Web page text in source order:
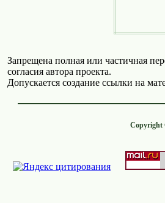
Запрещена полная или частичная
согласия автора проекта.
Допускается создание ссылки на
Copyright